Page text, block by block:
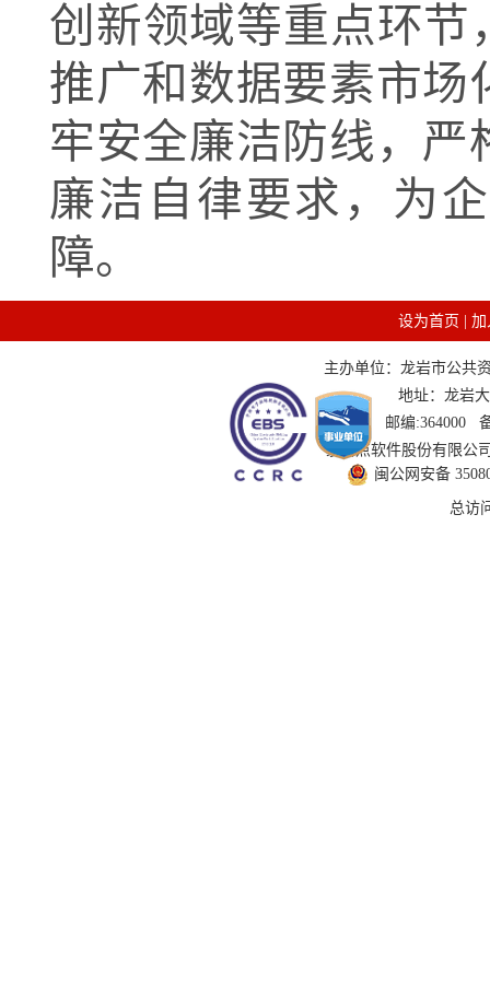
创新领域等重点环节
推广和数据要素市场
牢安全廉洁防线，严
廉洁自律要求，为
障。
设为首页 加
主办单位：龙岩市公共
地址：龙岩
邮编:364000
技术支持：国泰新点软件股份有限
闽公网安备
总访